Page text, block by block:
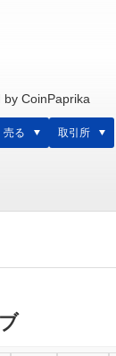
CoinPaprika
売る 取引所